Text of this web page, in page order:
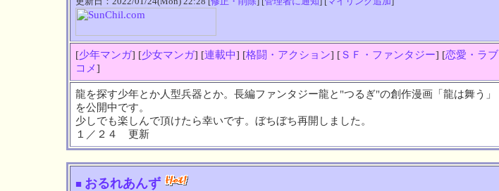
[少年マンガ] [少女マンガ] [連載中] [格闘・アクション] [ＳＦ・ファンタジー] [恋愛・ラブ
コメ]
龍を探す少年とか人型兵器とか。長編ファンタジー龍と"つるぎ"の創作漫画「龍は舞う」
を公開中です。
少しでも楽しんで頂けたら幸いです。ぼちぼち再開しました。
１／２４ 更新
■ おるれあんず